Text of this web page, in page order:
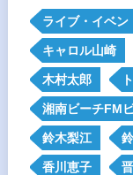
ライブ・イベン
キャロル山崎
木村太郎
湘南ビーチFM
鈴木梨江
香川恵子